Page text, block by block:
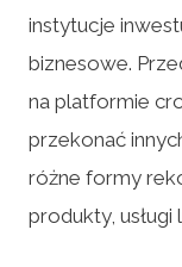
instytucje
biznesowe.
na platformie
przekonać
różne formy
produkty, usługi